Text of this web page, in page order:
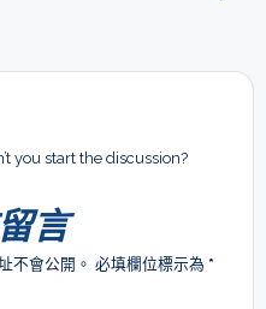
you start the discussion?
言
不會公開。 必填欄位標示為 *